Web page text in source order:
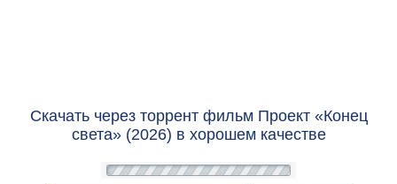
Скачать через торрент фильм Проект «Конец
света» (2026) в хорошем качестве